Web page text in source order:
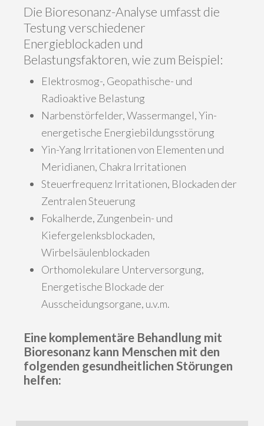
Die Bioresonanz-Analyse umfasst die
Testung verschiedener
Energieblockaden und
Belastungsfaktoren, wie zum Beispiel:
Elektrosmog-, Geopathische- und
Radioaktive Belastung
Narbenstörfelder, Wassermangel, Yin-
energetische Energiebildungsstörung
Yin-Yang Irritationen von Elementen und
Meridianen, Chakra Irritationen
Steuerfrequenz Irritationen, Blockaden der
Zentralen Steuerung
Fokalherde, Zungenbein- und
Kiefergelenksblockaden,
Wirbelsäulenblockaden
Orthomolekulare Unterversorgung,
Energetische Blockade der
Ausscheidungsorgane, u.v.m.
Eine komplementäre Behandlung mit
Bioresonanz kann Menschen mit den
folgenden gesundheitlichen Störungen
helfen: